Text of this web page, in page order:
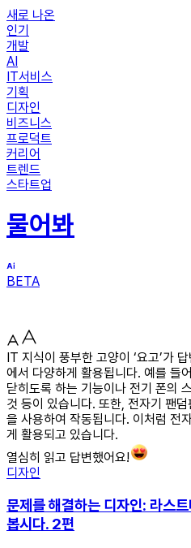
새로 나온
인기
개발
AI
IT서비스
기획
디자인
비즈니스
프로덕트
커리어
트렌드
스타트업
물어봐
BETA
IT 지식이 풍부한 고양이 ‘요고’가
에서 다양하게 활용됩니다. 예를 들
닫히도록 하는 기능이나 전기 폰의
것 등이 있습니다. 또한, 전자기 팬
을 사용하여 작동됩니다. 이처럼 전
게 활용되고 있습니다.
열심히 읽고 답변했어요!
디자인
문제를 해결하는 디자인: 라스
봅시다. 2편